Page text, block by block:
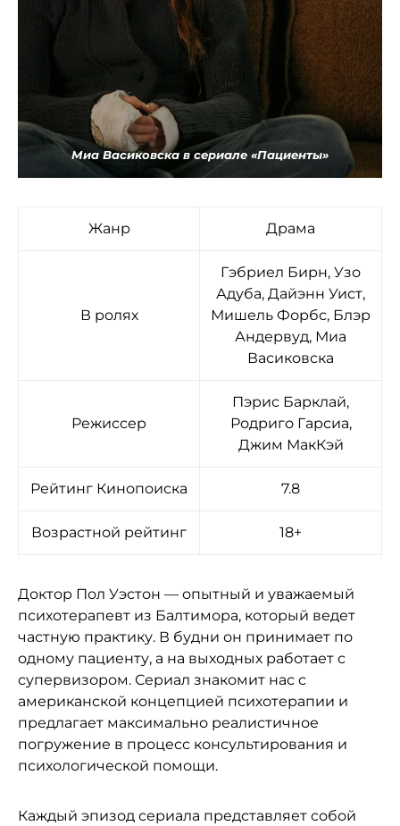
Миа Васиковска в сериале «Пациенты»
Жанр Драма
В ролях
Гэбриел Бирн, Узо
Адуба, Дайэнн Уист,
Мишель Форбс, Блэр
Андервуд, Миа
Васиковска
Режиссер
Пэрис Барклай,
Родриго Гарсиа,
Джим МакКэй
Рейтинг Кинопоиска 7.8
Возрастной рейтинг 18+
Доктор Пол Уэстон — опытный и уважаемый
психотерапевт из Балтимора, который ведет
частную практику. В будни он принимает по
одному пациенту, а на выходных работает с
супервизором. Сериал знакомит нас с
американской концепцией психотерапии и
предлагает максимально реалистичное
погружение в процесс консультирования и
психологической помощи.
Каждый эпизод сериала представляет собой